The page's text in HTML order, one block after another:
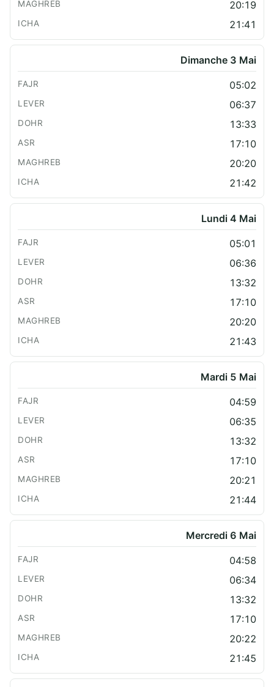
20:19
21:41
Dimanche 3 Mai
05:02
06:37
13:33
17:10
20:20
21:42
Lundi 4 Mai
05:01
06:36
13:32
17:10
20:20
21:43
Mardi 5 Mai
04:59
06:35
13:32
17:10
20:21
21:44
Mercredi 6 Mai
04:58
06:34
13:32
17:10
20:22
21:45